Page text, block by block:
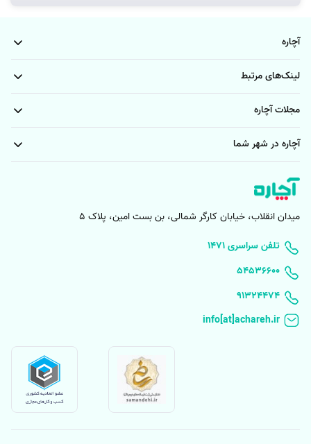
آچاره
لینک‌های مرتبط
مجلات آچاره
آچاره در شهر شما
میدان انقلاب، خیابان کارگر شمالی، بن بست امین، پلاک 5
۱۴۷۱ تلفن سراسری
۵۴۵۳۶۶۰۰
91324474